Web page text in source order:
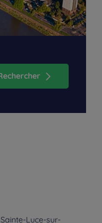
Rechercher
Sainte-Luce-sur-